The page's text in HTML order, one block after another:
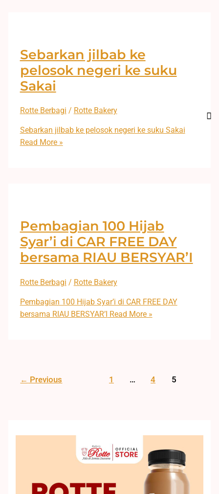
Sebarkan jilbab ke
pelosok negeri ke suku
Sakai
Rotte Berbagi / Rotte Bakery
Sebarkan jilbab ke pelosok negeri ke suku Sakai
Read More »
Pembagian 100 Hijab
Syar’i di CAR FREE DAY
bersama RIAU BERSYAR’I
Rotte Berbagi / Rotte Bakery
Pembagian 100 Hijab Syar’i di CAR FREE DAY
bersama RIAU BERSYAR’I Read More »
← Previous 1 … 4 5